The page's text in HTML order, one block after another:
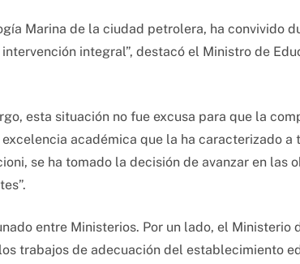
Marina de la ciudad petrolera, ha convivido
integral”, destacó el Ministro de
esta situación no fue excusa para que la
académica que la ha caracterizado a
se ha tomado la decisión de avanzar en las
entre Ministerios. Por un lado, el
trabajos de adecuación del establecimiento